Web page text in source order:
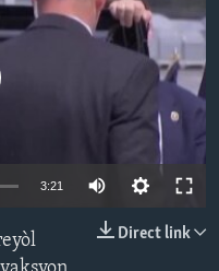
available
3:21
Direct link